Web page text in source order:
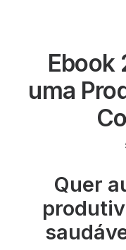
Ebook
uma
Quer